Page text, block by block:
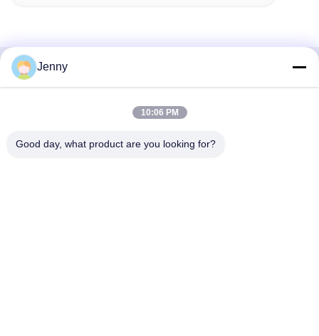
Contactez rapidement
Mall, rue Wugang, région de Chancheng, ville de Foshan,
Jenny
10:06 PM
Good day, what product are you looking for?